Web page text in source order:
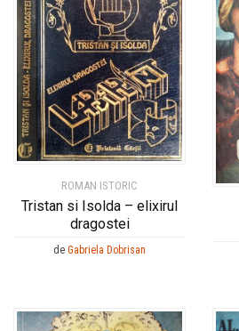
ROMAN ISTORIC
Tristan si Isolda – elixirul
dragostei
de Gabriela Dobrisan